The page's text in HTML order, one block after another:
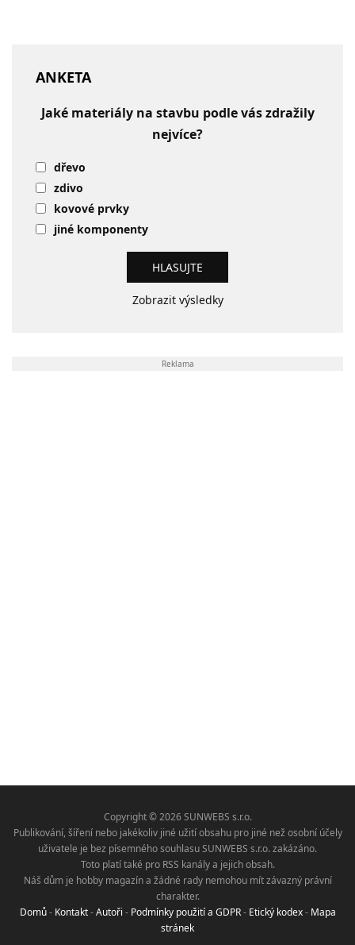
ANKETA
Jaké materiály na stavbu podle vás zdražily
nejvíce?
dřevo
zdivo
kovové prvky
jiné komponenty
Zobrazit výsledky
Reklama
Copyright © 2026 SUNWEBS s.r.o.
Publikování, šíření nebo jakékoliv jiné užití obsahu pro jiné než osobní účely
uživatele je bez písemného souhlasu SUNWEBS s.r.o. zakázáno.
Toto platí také pro RSS kanály a jejich obsah.
Náš dům je hobby magazín a žádné rady nemohou mít závazný právní
charakter.
Domů- Kontakt-Autoři - Podmínky použití a GDPR- Etický kodex- Mapa
stránek